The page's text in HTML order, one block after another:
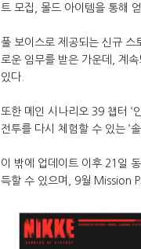
트 모집, 몰드 아이템을 통해
풀 보이스로 제공되는 신규 스
로운 임무를 받은 가운데, 계
있다.
또한 메인 시나리오 39 챕터 ‘
전투를 다시 체험할 수 있는 ‘
이 밖에 업데이트 이후 21일
득할 수 있으며, 9월 Mission